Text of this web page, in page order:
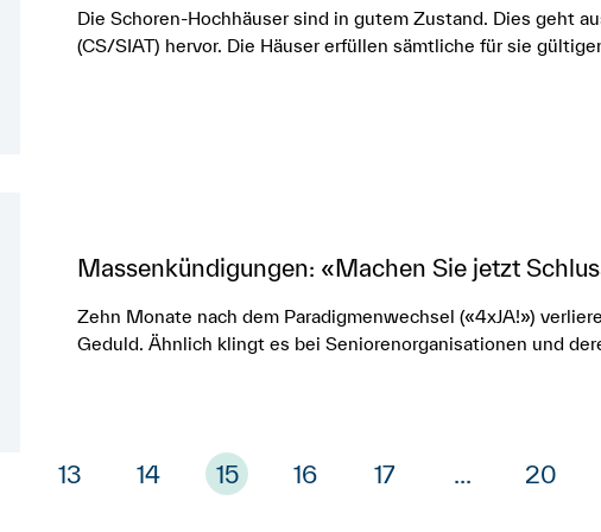
Die Schoren-Hochhäuser sind in gutem Zustand. Dies geht
(CS/SIAT) hervor. Die Häuser erfüllen sämtliche für sie
Massenkündigungen: «Machen Sie jetzt
Zehn Monate nach dem Paradigmenwechsel («4xJA!»)
Geduld. Ähnlich klingt es bei Seniorenorganisationen und
13 14 15 16 17 ... 20